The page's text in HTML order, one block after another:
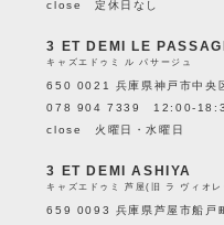
close 定休日なし
3 ET DEMI LE
キャズエドゥミ ル パサージュ
650 0021 兵庫県神戸市中央
078 904 7339 12:00-
close 火曜日・水曜日
3 ET DEMI ASHIYA
キャズエドゥミ 芦屋(旧 ラ ヴィオレ
659 0093 兵庫県芦屋市船戸